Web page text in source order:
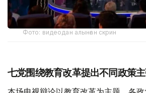
Фото: видеодан алынған скрин
七党围绕教育改革提出不同政策